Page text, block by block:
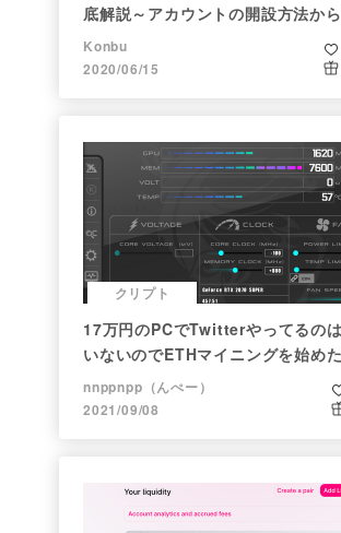
底解説～アカウントの開設方法か
算例まで～
Konbu
2020/06/15
クリプト
17万円のPCでTwitterやってるの
いないのでETHマイニングを始め
nnppnpp（んぺー）
2021/09/08